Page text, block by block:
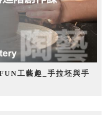
工藝趣_手拉坯與手